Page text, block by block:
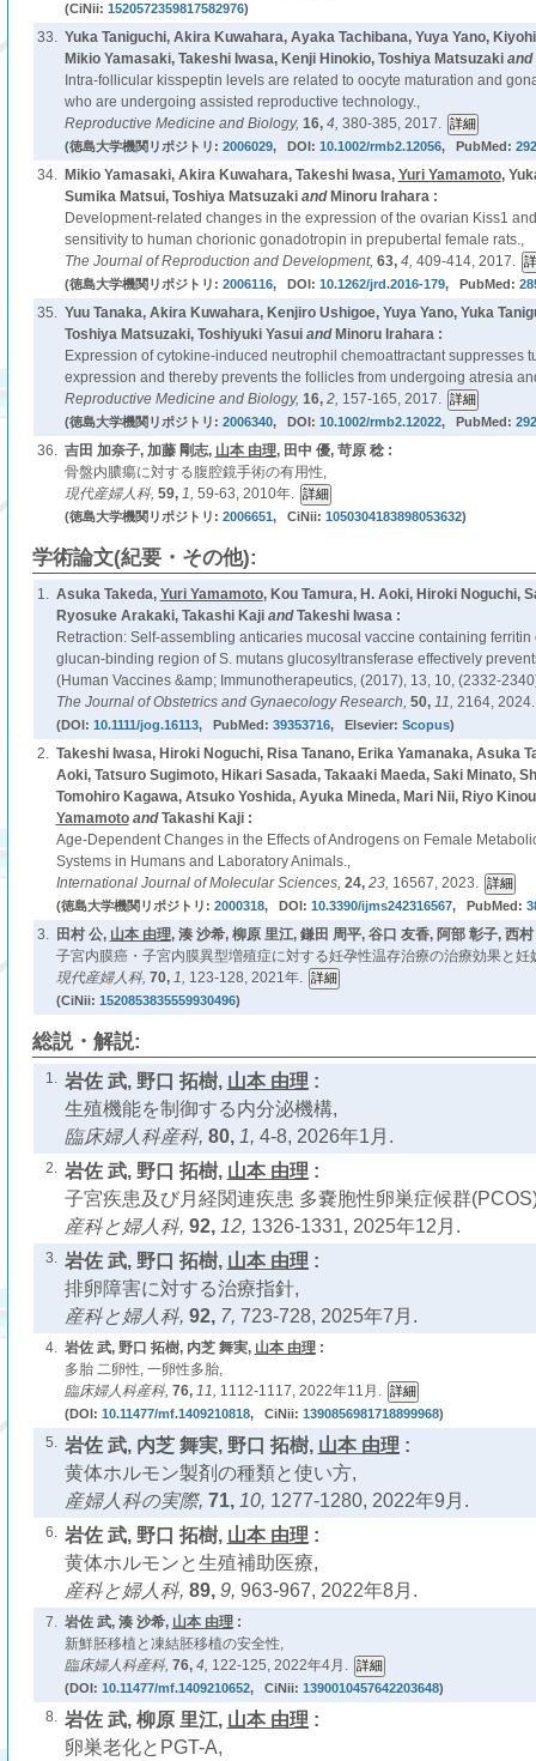
(CiNii: 1520572359817582976)
33. Yuka Taniguchi, Akira Kuwahara, Ayaka Tachibana, Yuya Yano,
Mikio Yamasaki, Takeshi Iwasa, Kenji Hinokio, Toshiya Matsuzakiand
Intra-follicular kisspeptin levels are related to oocyte maturation and
who are undergoing assisted reproductive technology.,
Reproductive Medicine and Biology, 16, 4, 380-385, 2017.
(徳島大学機関リポジトリ: 2006029, DOI: 10.1002/rmb2.12056, PubMed:
34. Mikio Yamasaki, Akira Kuwahara, Takeshi Iwasa, Yuri Yamamoto,
Sumika Matsui, Toshiya Matsuzakiand Minoru Irahara :
Development-related changes in the expression of the ovarian Kiss1
sensitivity to human chorionic gonadotropin in prepubertal female rats.,
The Journal of Reproduction and Development, 63, 4, 409-414, 2017.
(徳島大学機関リポジトリ: 2006116, DOI: 10.1262/jrd.2016-179, PubMed:
35. Yuu Tanaka, Akira Kuwahara, Kenjiro Ushigoe, Yuya Yano, Yuka
Toshiya Matsuzaki, Toshiyuki Yasuiand Minoru Irahara :
Expression of cytokine-induced neutrophil chemoattractant suppresses
expression and thereby prevents the follicles from undergoing atresia
Reproductive Medicine and Biology, 16, 2, 157-165, 2017.
(徳島大学機関リポジトリ: 2006340, DOI: 10.1002/rmb2.12022, PubMed:
36. 吉田 加奈子, 加藤 剛志, 山本 由理, 田中 優, 苛原 稔 :
骨盤内膿瘍に対する腹腔鏡手術の有用性,
現代産婦人科, 59, 1, 59-63, 2010年.
(徳島大学機関リポジトリ: 2006651, CiNii: 1050304183898053632)
学術論文(紀要・その他):
1. Asuka Takeda, Yuri Yamamoto, Kou Tamura, H. Aoki, Hiroki Noguchi,
Ryosuke Arakaki, Takashi KajiandTakeshi Iwasa :
Retraction: Self-assembling anticaries mucosal vaccine containing
glucan-binding region of S. mutans glucosyltransferase effectively
(Human Vaccines &amp; Immunotherapeutics, (2017), 13, 10, (2332-
The Journal of Obstetrics and Gynaecology Research, 50, 11, 2164, 2024.
(DOI: 10.1111/jog.16113, PubMed: 39353716, Elsevier: Scopus)
2. Takeshi Iwasa, Hiroki Noguchi, Risa Tanano, Erika Yamanaka, Asuka
Aoki, Tatsuro Sugimoto, Hikari Sasada, Takaaki Maeda, Saki Minato,
Tomohiro Kagawa, Atsuko Yoshida, Ayuka Mineda, Mari Nii, Riyo
YamamotoandTakashi Kaji :
Age-Dependent Changes in the Effects of Androgens on Female
Systems in Humans and Laboratory Animals.,
International Journal of Molecular Sciences, 24, 23, 16567, 2023.
(徳島大学機関リポジトリ: 2000318, DOI: 10.3390/ijms242316567, PubMed:
3. 田村 公, 山本 由理, 湊 沙希, 柳原 里江, 鎌田 周平, 谷口 友香, 阿部 彰子, 西
子宮内膜癌・子宮内膜異型増殖症に対する妊孕性温存治療の治療効果と妊
現代産婦人科, 70, 1, 123-128, 2021年.
(CiNii: 1520853835559930496)
総説・解説:
1. 岩佐 武, 野口 拓樹, 山本 由理 :
生殖機能を制御する内分泌機構,
臨床婦人科産科, 80, 1, 4-8, 2026年1月.
2. 岩佐 武, 野口 拓樹, 山本 由理 :
子宮疾患及び月経関連疾患 多嚢胞性卵巣症候群
産科と婦人科, 92, 12, 1326-1331, 2025年12月.
3. 岩佐 武, 野口 拓樹, 山本 由理 :
排卵障害に対する治療指針,
産科と婦人科, 92, 7, 723-728, 2025年7月.
4. 岩佐 武, 野口 拓樹, 内芝 舞実, 山本 由理:
多胎 二卵性, 一卵性多胎,
臨床婦人科産科, 76, 11, 1112-1117, 2022年11月.
(DOI: 10.11477/mf.1409210818, CiNii: 1390856981718899968)
5. 岩佐 武, 内芝 舞実, 野口 拓樹, 山本 由理 :
黄体ホルモン製剤の種類と使い方,
産婦人科の実際, 71, 10, 1277-1280, 2022年9月.
6. 岩佐 武, 野口 拓樹, 山本 由理 :
黄体ホルモンと生殖補助医療,
産科と婦人科, 89, 9, 963-967, 2022年8月.
7. 岩佐 武, 湊 沙希, 山本 由理:
新鮮胚移植と凍結胚移植の安全性,
臨床婦人科産科, 76, 4, 122-125, 2022年4月.
(DOI: 10.11477/mf.1409210652, CiNii: 1390010457642203648)
8. 岩佐 武, 柳原 里江, 山本 由理 :
卵巣老化とPGT-A,